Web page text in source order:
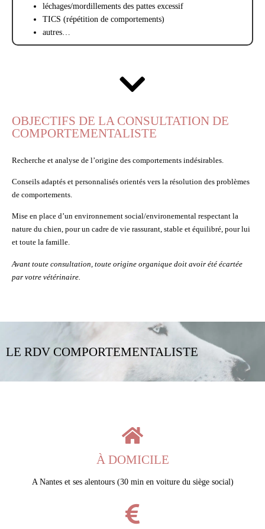
léchages/mordillements des pattes excessif
TICS (répétition de comportements)
autres…
OBJECTIFS DE LA CONSULTATION DE
COMPORTEMENTALISTE
Recherche et analyse de l’origine des comportements indésirables.
Conseils adaptés et personnalisés orientés vers la résolution des problèmes
de comportements.
Mise en place d’un environnement social/environemental respectant la
nature du chien, pour un cadre de vie rassurant, stable et équilibré, pour lui
et toute la famille.
Avant toute consultation, toute origine organique doit avoir été écartée
par votre vétérinaire.
LE RDV COMPORTEMENTALISTE
À DOMICILE
A Nantes et ses alentours (30 min en voiture du siège social)